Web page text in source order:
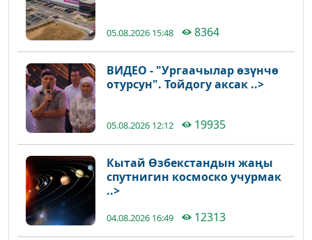
05.08.2026 15:48 8364
ВИДЕО - "Ургаачылар өзүнчө
отурсун". Тойдогу аксак ..>
05.08.2026 12:12 19935
Кытай Өзбекстандын жаңы
спутнигин космоско учурмак
..>
04.08.2026 16:49 12313